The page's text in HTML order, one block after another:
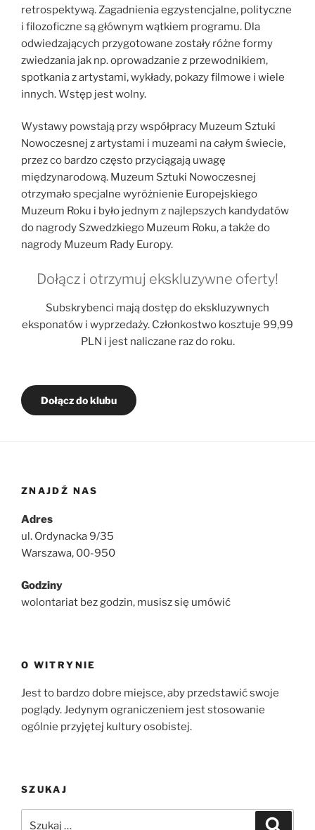
retrospektywą. Zagadnienia egzystencjalne, polityczne
i filozoficzne są głównym wątkiem programu. Dla
odwiedzających przygotowane zostały różne formy
zwiedzania jak np. oprowadzanie z przewodnikiem,
spotkania z artystami, wykłady, pokazy filmowe i wiele
innych. Wstęp jest wolny.
Wystawy powstają przy współpracy Muzeum Sztuki
Nowoczesnej z artystami i muzeami na całym świecie,
przez co bardzo często przyciągają uwagę
międzynarodową. Muzeum Sztuki Nowoczesnej
otrzymało specjalne wyróżnienie Europejskiego
Muzeum Roku i było jednym z najlepszych kandydatów
do nagrody Szwedzkiego Muzeum Roku, a także do
nagrody Muzeum Rady Europy.
Dołącz i otrzymuj ekskluzywne oferty!
Subskrybenci mają dostęp do ekskluzywnych
eksponatów i wyprzedaży. Członkostwo kosztuje 99,99
PLN i jest naliczane raz do roku.
Dołącz do klubu
ZNAJDŹ NAS
Adres
ul. Ordynacka 9/35
Warszawa, 00-950
Godziny
wolontariat bez godzin, musisz się umówić
O WITRYNIE
Jest to bardzo dobre miejsce, aby przedstawić swoje
poglądy. Jedynym ograniczeniem jest stosowanie
ogólnie przyjętej kultury osobistej.
SZUKAJ